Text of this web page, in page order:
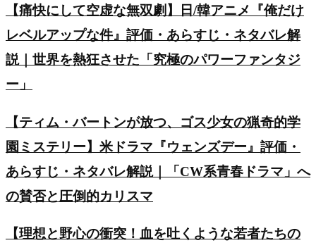
【痛快にして空虚な無双劇】日/韓アニメ『俺だけ
レベルアップな件』評価・あらすじ・ネタバレ解
説｜世界を熱狂させた「究極のパワーファンタジ
ー」
【ティム・バートンが放つ、ゴス少女の猟奇的学
園ミステリー】米ドラマ『ウェンズデー』評価・
あらすじ・ネタバレ解説｜「CW系青春ドラマ」へ
の賛否と圧倒的カリスマ
【理想と野心の衝突！血を吐くような若者たちの